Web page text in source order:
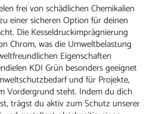
frei von schädlichen Chemikalien
einer sicheren Option für deinen
Die Kesseldruckimprägnierung
Chrom, was die Umweltbelastung
Eigenschaften
KDI Grün besonders geeignet
und für Projekte,
Vordergrund steht. Indem du dich
trägst du aktiv zum Schutz unserer